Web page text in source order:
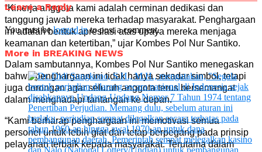
“Kinerja anggota kami adalah cerminan dedikasi dan
tanggung jawab mereka terhadap masyarakat. Penghargaan
ini adalah bentuk apresiasi atas upaya mereka menjaga
keamanan dan ketertiban,” ujar Kombes Pol Nur Santiko.
Dalam sambutannya, Kombes Pol Nur Santiko menegaskan
bahwa penghargaan ini tidak hanya sekadar simbol, tetapi
juga dorongan agar seluruh anggota terus bersemangat
dalam menghadapi tantangan ke depan.
“Kami berharap penghargaan ini memotivasi semua
personel untuk lebih giat dan tetap berpegang pada prinsip
pelayanan terbaik kepada masyarakat. Terutama dalam
Leave a Reply
You must belogged into post a comment.
More in BREAKING NEWS